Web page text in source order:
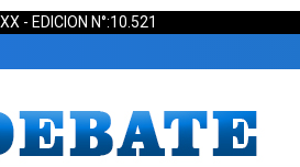
- EDICION N°:10.521